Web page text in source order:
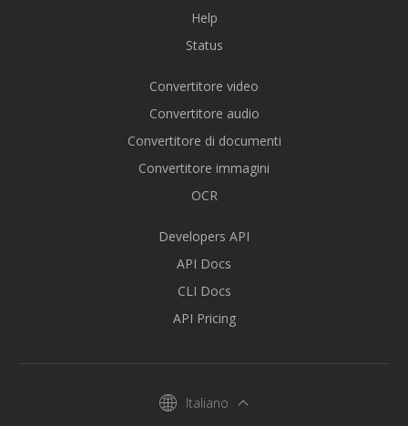
Help
Status
Convertitore video
Convertitore audio
Convertitore di documenti
Convertitore immagini
OCR
Developers API
API Docs
CLI Docs
API Pricing
Italiano